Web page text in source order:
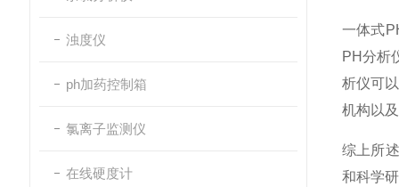
浊度仪
ph加药控制箱
氯离子监测仪
在线硬度计
一体式
PH分析
析仪可
机构以
综上所
和科学